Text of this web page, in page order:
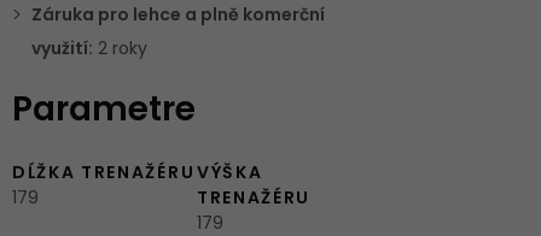
Záruka pro lehce a plně komerční
využití: 2 roky
Parametre
DĹŽKA TRENAŽÉRU
179
VÝŠKA
TRENAŽÉRU
179